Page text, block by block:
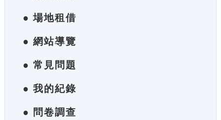
● 場地租借
● 網站導覽
● 常見問題
● 我的紀錄
● 問卷調查